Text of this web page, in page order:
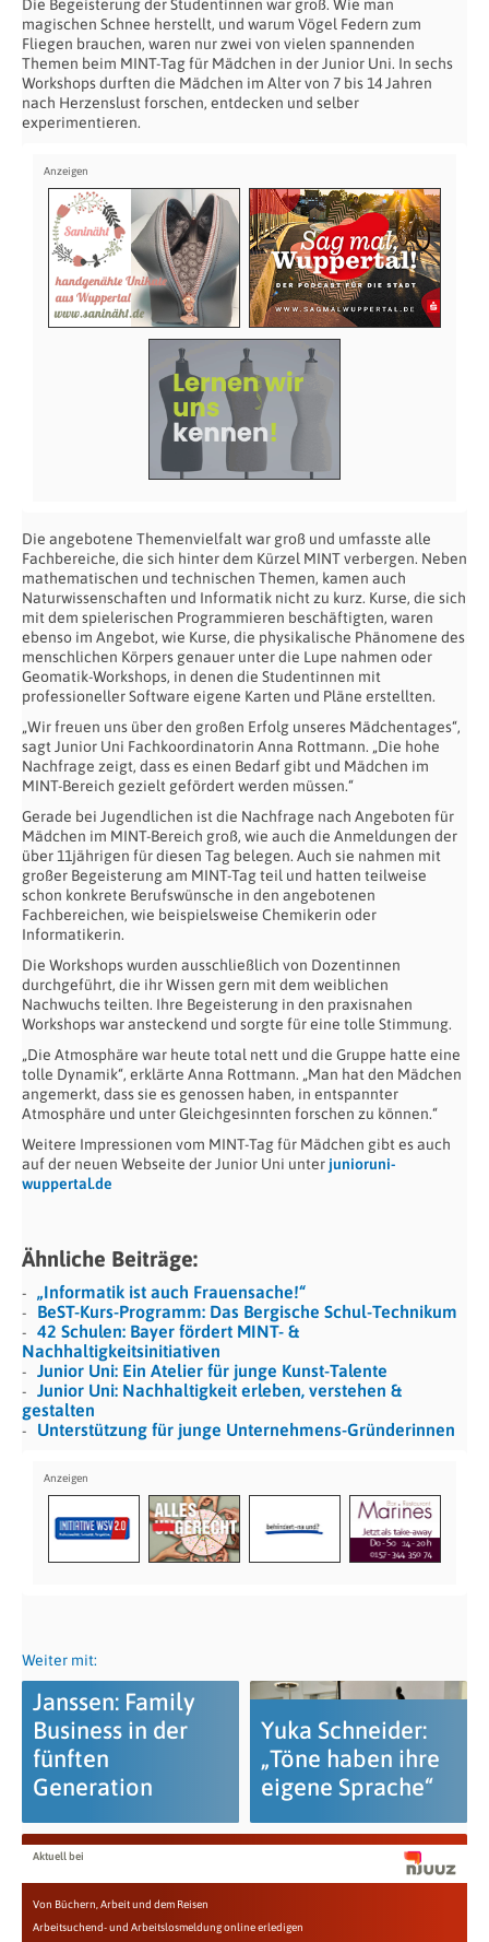
Die Begeisterung der Studentinnen war groß. Wie man
magischen Schnee herstellt, und warum Vögel Federn zum
Fliegen brauchen, waren nur zwei von vielen spannenden
Themen beim MINT-Tag für Mädchen in der Junior Uni. In sechs
Workshops durften die Mädchen im Alter von 7 bis 14 Jahren
nach Herzenslust forschen, entdecken und selber
experimentieren.
Die angebotene Themenvielfalt war groß und umfasste alle
Fachbereiche, die sich hinter dem Kürzel MINT verbergen. Neben
mathematischen und technischen Themen, kamen auch
Naturwissenschaften und Informatik nicht zu kurz. Kurse, die sich
mit dem spielerischen Programmieren beschäftigten, waren
ebenso im Angebot, wie Kurse, die physikalische Phänomene des
menschlichen Körpers genauer unter die Lupe nahmen oder
Geomatik-Workshops, in denen die Studentinnen mit
professioneller Software eigene Karten und Pläne erstellten.
„Wir freuen uns über den großen Erfolg unseres Mädchentages“,
sagt Junior Uni Fachkoordinatorin Anna Rottmann. „Die hohe
Nachfrage zeigt, dass es einen Bedarf gibt und Mädchen im
MINT-Bereich gezielt gefördert werden müssen.“
Gerade bei Jugendlichen ist die Nachfrage nach Angeboten für
Mädchen im MINT-Bereich groß, wie auch die Anmeldungen der
über 11jährigen für diesen Tag belegen. Auch sie nahmen mit
großer Begeisterung am MINT-Tag teil und hatten teilweise
schon konkrete Berufswünsche in den angebotenen
Fachbereichen, wie beispielsweise Chemikerin oder
Informatikerin.
Die Workshops wurden ausschließlich von Dozentinnen
durchgeführt, die ihr Wissen gern mit dem weiblichen
Nachwuchs teilten. Ihre Begeisterung in den praxisnahen
Workshops war ansteckend und sorgte für eine tolle Stimmung.
„Die Atmosphäre war heute total nett und die Gruppe hatte eine
tolle Dynamik“, erklärte Anna Rottmann. „Man hat den Mädchen
angemerkt, dass sie es genossen haben, in entspannter
Atmosphäre und unter Gleichgesinnten forschen zu können.“
Weitere Impressionen vom MINT-Tag für Mädchen gibt es auch
auf der neuen Webseite der Junior Uni unter junioruni-
wuppertal.de
Ähnliche Beiträge:
„Informatik ist auch Frauensache!“
BeST-Kurs-Programm: Das Bergische Schul-Technikum
42 Schulen: Bayer fördert MINT- &
Nachhaltigkeitsinitiativen
Junior Uni: Ein Atelier für junge Kunst-Talente
Junior Uni: Nachhaltigkeit erleben, verstehen &
gestalten
Unterstützung für junge Unternehmens-Gründerinnen
Weiter mit:
Janssen: Family
Business in der
fünften
Generation
Yuka Schneider:
„Töne haben ihre
eigene Sprache“
Aktuell bei
Von Büchern, Arbeit und dem Reisen
Arbeitsuchend- und Arbeitslosmeldung online erledigen